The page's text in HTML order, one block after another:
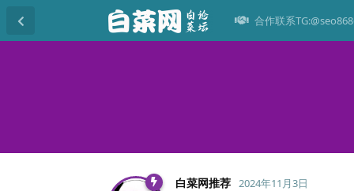
合作联系
白菜网推荐 2024年11月3日